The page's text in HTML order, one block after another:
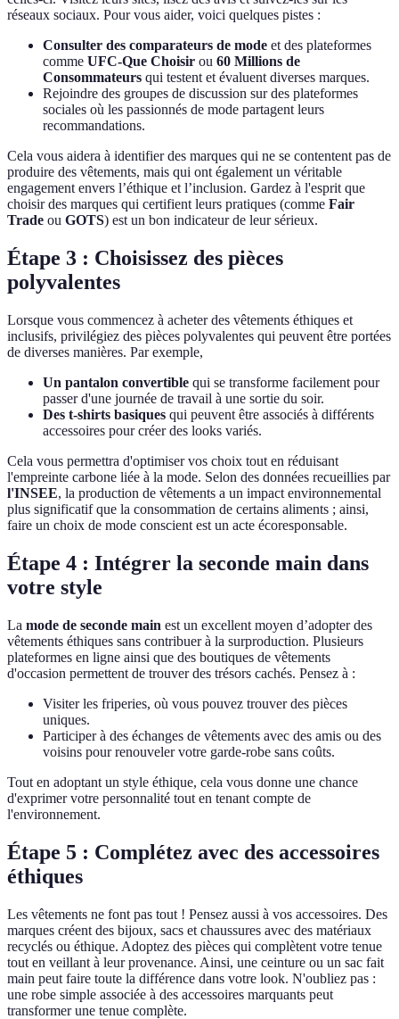
réseaux sociaux. Pour vous aider, voici quelques pistes :
Consulter des comparateurs de mode et des plateformes
comme UFC-Que Choisir ou 60 Millions de
Consommateurs qui testent et évaluent diverses marques.
Rejoindre des groupes de discussion sur des plateformes
sociales où les passionnés de mode partagent leurs
recommandations.
Cela vous aidera à identifier des marques qui ne se contentent pas de
produire des vêtements, mais qui ont également un véritable
engagement envers l’éthique et l’inclusion. Gardez à l'esprit que
choisir des marques qui certifient leurs pratiques (comme Fair
Trade ou GOTS) est un bon indicateur de leur sérieux.
Étape 3 : Choisissez des pièces
polyvalentes
Lorsque vous commencez à acheter des vêtements éthiques et
inclusifs, privilégiez des pièces polyvalentes qui peuvent être portées
de diverses manières. Par exemple,
Un pantalon convertible qui se transforme facilement pour
passer d'une journée de travail à une sortie du soir.
Des t-shirts basiques qui peuvent être associés à différents
accessoires pour créer des looks variés.
Cela vous permettra d'optimiser vos choix tout en réduisant
l'empreinte carbone liée à la mode. Selon des données recueillies par
l'INSEE, la production de vêtements a un impact environnemental
plus significatif que la consommation de certains aliments ; ainsi,
faire un choix de mode conscient est un acte écoresponsable.
Étape 4 : Intégrer la seconde main dans
votre style
La mode de seconde main est un excellent moyen d’adopter des
vêtements éthiques sans contribuer à la surproduction. Plusieurs
plateformes en ligne ainsi que des boutiques de vêtements
d'occasion permettent de trouver des trésors cachés. Pensez à :
Visiter les friperies, où vous pouvez trouver des pièces
uniques.
Participer à des échanges de vêtements avec des amis ou des
voisins pour renouveler votre garde-robe sans coûts.
Tout en adoptant un style éthique, cela vous donne une chance
d'exprimer votre personnalité tout en tenant compte de
l'environnement.
Étape 5 : Complétez avec des accessoires
éthiques
Les vêtements ne font pas tout ! Pensez aussi à vos accessoires. Des
marques créent des bijoux, sacs et chaussures avec des matériaux
recyclés ou éthique. Adoptez des pièces qui complètent votre tenue
tout en veillant à leur provenance. Ainsi, une ceinture ou un sac fait
main peut faire toute la différence dans votre look. N'oubliez pas :
une robe simple associée à des accessoires marquants peut
transformer une tenue complète.